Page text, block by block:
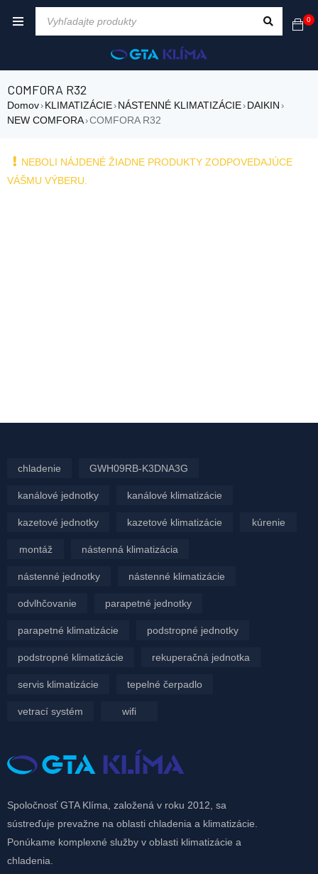
0
COMFORA R32
Domov› KLIMATIZÁCIE› NÁSTENNÉ KLIMATIZÁCIE› DAIKIN ›
NEW COMFORA›COMFORA R32
NEBOLI NÁJDENÉ ŽIADNE PRODUKTY ZODPOVEDAJÚCE
VÁŠMU VÝBERU.
chladenie GWH09RB-K3DNA3G
kanálové jednotky kanálové klimatizácie
kazetové jednotky kazetové klimatizácie kúrenie
montáž nástenná klimatizácia
nástenné jednotky nástenné klimatizácie
odvlhčovanie parapetné jednotky
parapetné klimatizácie podstropné jednotky
podstropné klimatizácie rekuperačná jednotka
servis klimatizácie tepelné čerpadlo
vetrací systém wifi
Spoločnosť GTA Klíma, založená v roku 2012, sa
sústreďuje prevažne na oblasti chladenia a klimatizácie.
Ponúkame komplexné služby v oblasti klimatizácie a
chladenia.